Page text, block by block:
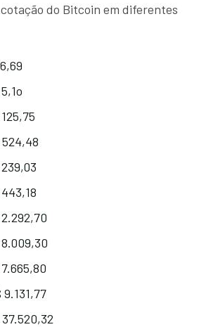
do Bitcoin em diferentes